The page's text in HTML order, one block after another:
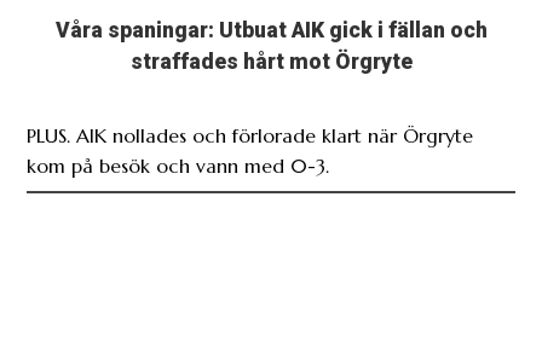
Våra spaningar: Utbuat AIK gick i fällan och
straffades hårt mot Örgryte
PLUS. AIK nollades och förlorade klart när Örgryte
kom på besök och vann med 0-3.